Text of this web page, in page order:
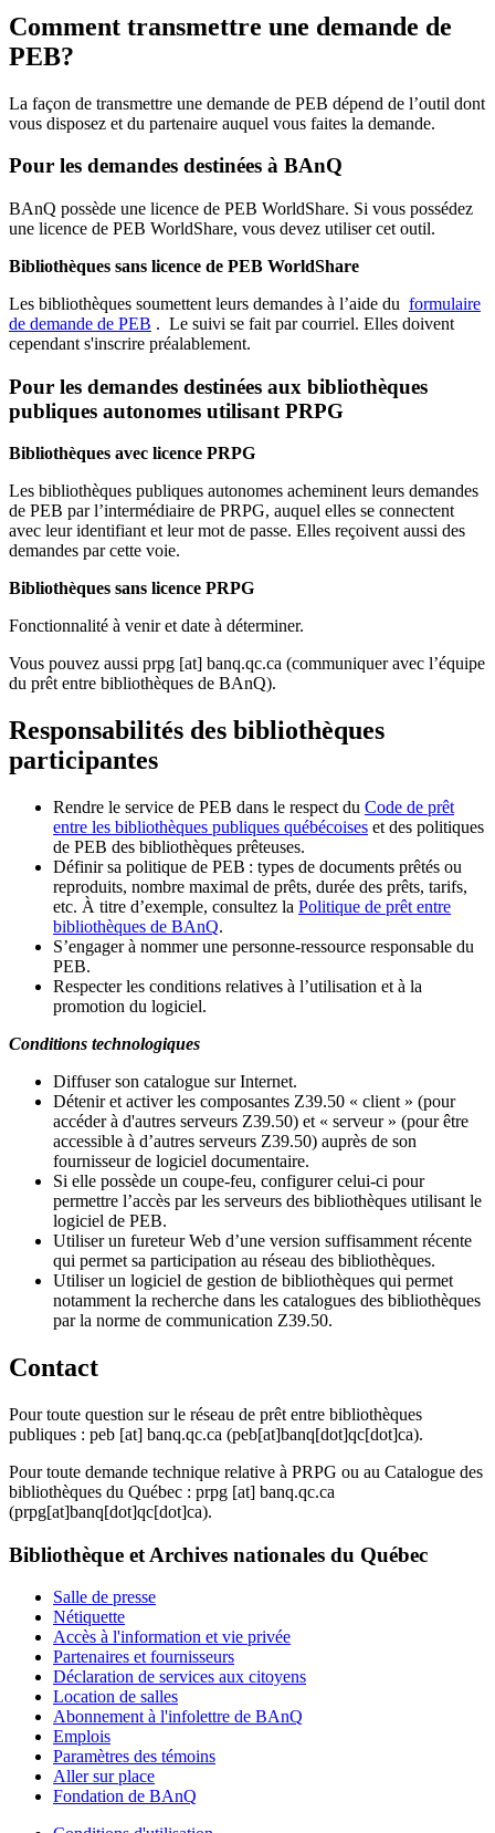
Comment transmettre une demande de
PEB?
La façon de transmettre une demande de PEB dépend de l’outil dont
vous disposez et du partenaire auquel vous faites la demande.
Pour les demandes destinées à BAnQ
BAnQ possède une licence de PEB WorldShare. Si vous possédez
une licence de PEB WorldShare, vous devez utiliser cet outil.
Bibliothèques sans licence de PEB WorldShare
Les bibliothèques soumettent leurs demandes à l’aide du formulaire
de demande de PEB . Le suivi se fait par courriel. Elles doivent
cependant s'inscrire préalablement.
Pour les demandes destinées aux bibliothèques
publiques autonomes utilisant PRPG
Bibliothèques avec licence PRPG
Les bibliothèques publiques autonomes acheminent leurs demandes
de PEB par l’intermédiaire de PRPG, auquel elles se connectent
avec leur identifiant et leur mot de passe. Elles reçoivent aussi des
demandes par cette voie.
Bibliothèques sans licence PRPG
Fonctionnalité à venir et date à déterminer.
Vous pouvez aussi prpg [at] banq.qc.ca (communiquer avec l’équipe
du prêt entre bibliothèques de BAnQ).
Responsabilités des bibliothèques
participantes
Rendre le service de PEB dans le respect du Code de prêt
entre les bibliothèques publiques québécoises et des politiques
de PEB des bibliothèques prêteuses.
Définir sa politique de PEB : types de documents prêtés ou
reproduits, nombre maximal de prêts, durée des prêts, tarifs,
etc. À titre d’exemple, consultez la Politique de prêt entre
bibliothèques de BAnQ.
S’engager à nommer une personne-ressource responsable du
PEB.
Respecter les conditions relatives à l’utilisation et à la
promotion du logiciel.
Conditions technologiques
Diffuser son catalogue sur Internet.
Détenir et activer les composantes Z39.50 « client » (pour
accéder à d'autres serveurs Z39.50) et « serveur » (pour être
accessible à d’autres serveurs Z39.50) auprès de son
fournisseur de logiciel documentaire.
Si elle possède un coupe-feu, configurer celui-ci pour
permettre l’accès par les serveurs des bibliothèques utilisant le
logiciel de PEB.
Utiliser un fureteur Web d’une version suffisamment récente
qui permet sa participation au réseau des bibliothèques.
Utiliser un logiciel de gestion de bibliothèques qui permet
notamment la recherche dans les catalogues des bibliothèques
par la norme de communication Z39.50.
Contact
Pour toute question sur le réseau de prêt entre bibliothèques
publiques : peb [at] banq.qc.ca (peb[at]banq[dot]qc[dot]ca).
Pour toute demande technique relative à PRPG ou au Catalogue des
bibliothèques du Québec : prpg [at] banq.qc.ca
(prpg[at]banq[dot]qc[dot]ca).
Bibliothèque et Archives nationales du Québec
Salle de presse
Nétiquette
Accès à l'information et vie privée
Partenaires et fournisseurs
Déclaration de services aux citoyens
Location de salles
Abonnement à l'infolettre de BAnQ
Emplois
Paramètres des témoins
Aller sur place
Fondation de BAnQ